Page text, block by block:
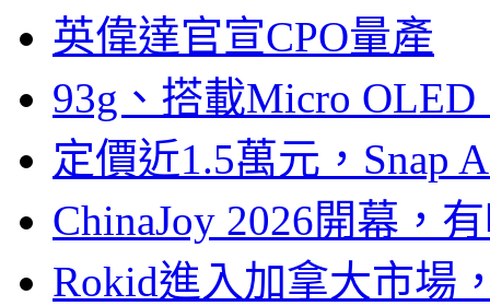
英偉達官宣CPO量產
93g、搭載Micro
定價近1.5萬元，Snap
ChinaJoy 2026開幕，
Rokid進入加拿大市場